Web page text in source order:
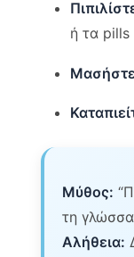
ή τα pills
Μύθος:
τη
Αλήθεια: